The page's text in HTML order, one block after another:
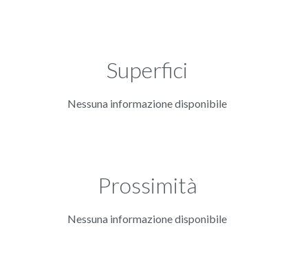
Superfici
Nessuna informazione disponibile
Prossimità
Nessuna informazione disponibile